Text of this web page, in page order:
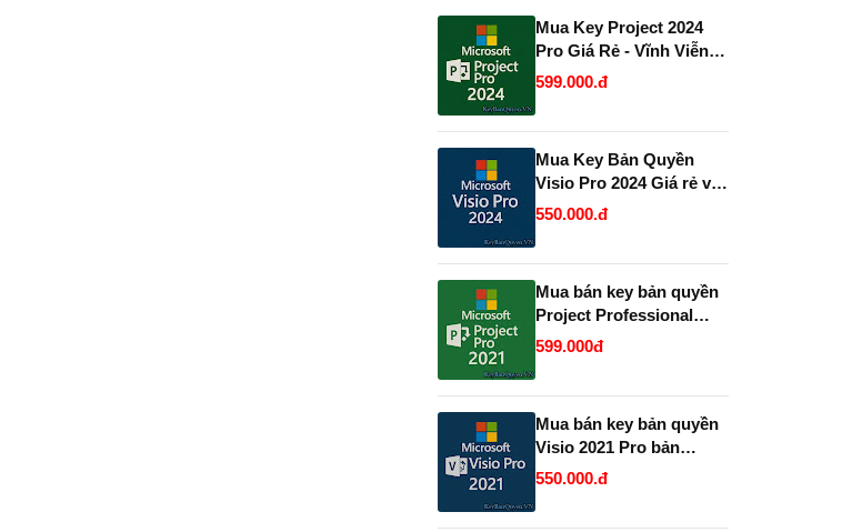
Mua Key Project 2024
Pro Giá Rẻ - Vĩnh Viễn
và Uy Tín.
599.000.đ
Mua Key Bản Quyền
Visio Pro 2024 Giá rẻ và
Vĩnh Viễn, Uy Tín.
550.000.đ
Mua bán key bản quyền
Project Professional
2021 Vĩnh Viễn - Giá Rẻ.
599.000đ
Mua bán key bản quyền
Visio 2021 Pro bản
quyền uy tín.
550.000.đ